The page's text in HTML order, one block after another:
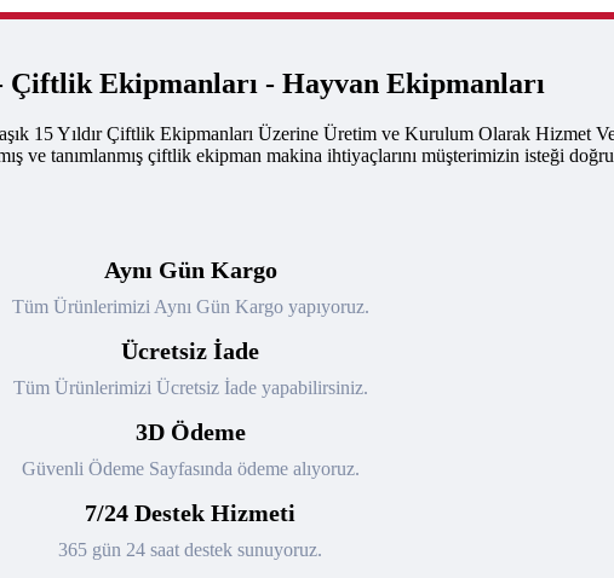
Çiftlik Ekipmanları - Hayvan Ekipmanları
15 Yıldır Çiftlik Ekipmanları Üzerine Üretim ve Kurulum Olarak Hizmet
ve tanımlanmış çiftlik ekipman makina ihtiyaçlarını müşterimizin isteği
Aynı Gün Kargo
Tüm Ürünlerimizi Aynı Gün Kargo yapıyoruz.
Ücretsiz İade
Tüm Ürünlerimizi Ücretsiz İade yapabilirsiniz.
3D Ödeme
Güvenli Ödeme Sayfasında ödeme alıyoruz.
7/24 Destek Hizmeti
365 gün 24 saat destek sunuyoruz.